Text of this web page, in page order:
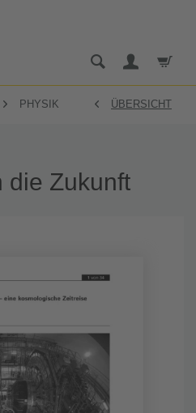
PHYSIK ÜBERSICHT
die Zukunft